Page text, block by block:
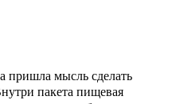
пришла мысль сделать
пакета пищевая